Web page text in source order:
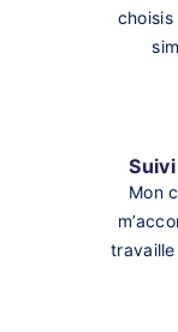
Mon